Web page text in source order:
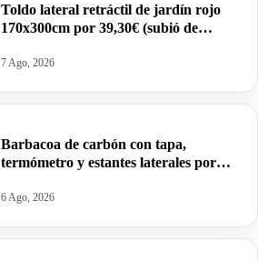
Toldo lateral retráctil de jardín rojo
170x300cm por 39,30€ (subió de
7 Ago, 2026
Barbacoa de carbón con tapa,
termómetro y estantes laterales por
6 Ago, 2026